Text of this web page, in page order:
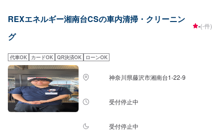
REXエネルギー湘南台CSの車内清掃・クリーニン
グ
-(-件)
代車OK カードOK QR決済OK ローンOK
神奈川県藤沢市湘南台1-22-9
受付停止中
受付停止中